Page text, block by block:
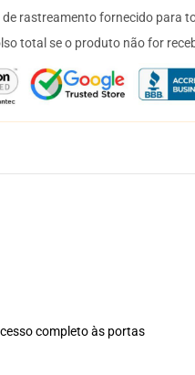
de rastreamento fornecido para
total se o produto não for
completo às portas